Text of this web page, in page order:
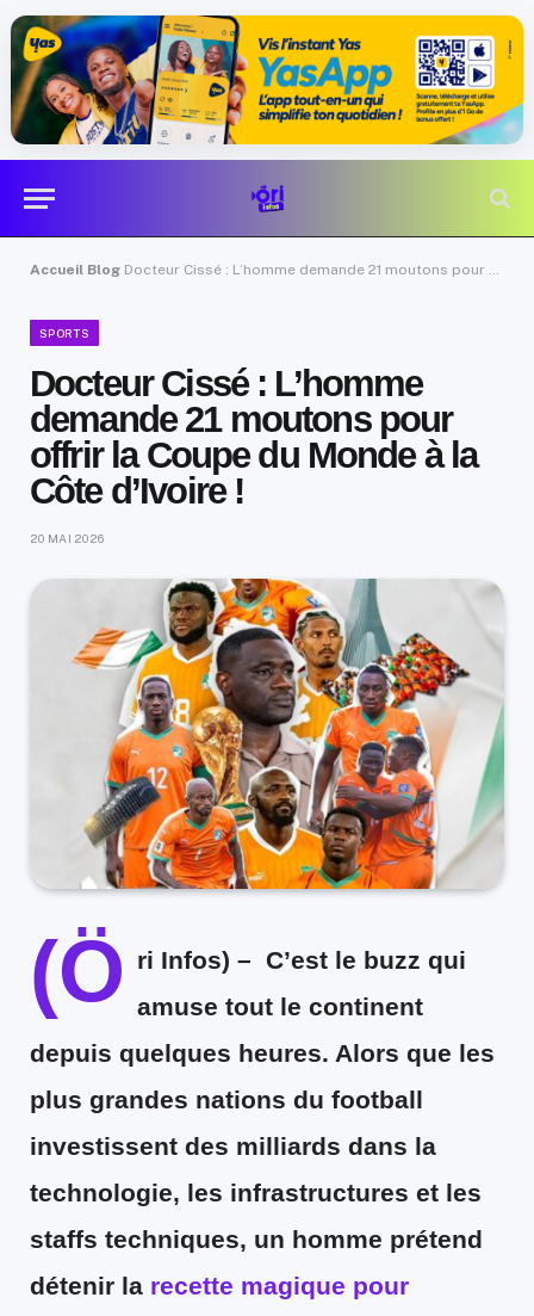
Accueil Blog Docteur Cissé : L’homme demande 21 moutons pour offrir la Coupe du Monde à la Côte d’Ivoire !
SPORTS
Docteur Cissé : L’homme
demande 21 moutons pour
offrir la Coupe du Monde à la
Côte d’Ivoire !
20 MAI 2026
(Ö ri Infos) – C’est le buzz qui
amuse tout le continent
depuis quelques heures. Alors que les
plus grandes nations du football
investissent des milliards dans la
technologie, les infrastructures et les
staffs techniques, un homme prétend
détenir la recette magique pour